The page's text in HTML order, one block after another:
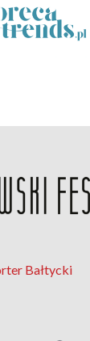
Bałtycki